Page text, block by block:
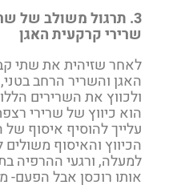
3. תרגול משולב של
שרירי קרקעית האגן
לאחר שזיהית את שתי
האגן והשריר הרחב
ולכווץ את השרירים
הוא כיווץ של שרירי
עלייך להוסיף איסוף
הכיווץ והאיסוף
למעלה, ורגעי ההרפיה
אותו רוכסן אבל הפעם-